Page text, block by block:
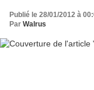
Publié le 28/01/2012 à
Par Walrus